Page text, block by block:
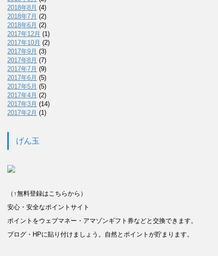
2018年8月 (4)
2018年7月 (2)
2018年6月 (2)
2017年12月 (1)
2017年10月 (2)
2017年9月 (3)
2017年8月 (7)
2017年7月 (9)
2017年6月 (5)
2017年5月 (5)
2017年4月 (2)
2017年3月 (14)
2017年2月 (1)
げん玉
（↑無料登録はこちらから）
安心・安全なポイントサイト
ポイントをウェブマネー・アマゾンギフト券などと交換できます。
ブログ・HPに貼り付けましょう。自然とポイントが貯まります。